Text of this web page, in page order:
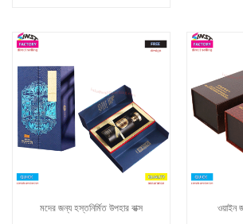
মদের জন্য হস্তনির্মিত উপহার বাক্স ওয়াইন